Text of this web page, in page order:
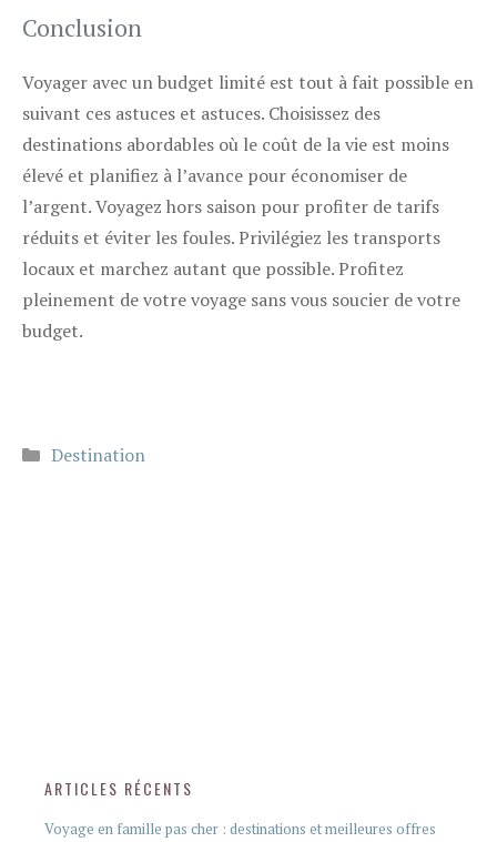
Conclusion
Voyager avec un budget limité est tout à fait possible en
suivant ces astuces et astuces. Choisissez des
destinations abordables où le coût de la vie est moins
élevé et planifiez à l’avance pour économiser de
l’argent. Voyagez hors saison pour profiter de tarifs
réduits et éviter les foules. Privilégiez les transports
locaux et marchez autant que possible. Profitez
pleinement de votre voyage sans vous soucier de votre
budget.
Catégories
Destination
ARTICLES RÉCENTS
Voyage en famille pas cher : destinations et meilleures offres